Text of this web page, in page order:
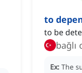
to
to be
bağlı
Ex: The